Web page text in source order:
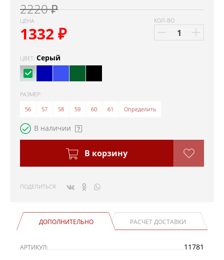
2220 ₽
ЦЕНА
1332₽
КОЛ-ВО
ЦВЕТ: Серый
РАЗМЕР:
56
57 58 59 60 61 Определить
В наличии
В корзину
ПОДЕЛИТЬСЯ
ДОПОЛНИТЕЛЬНО РАСЧЕТ ДОСТАВКИ
АРТИКУЛ: 11781